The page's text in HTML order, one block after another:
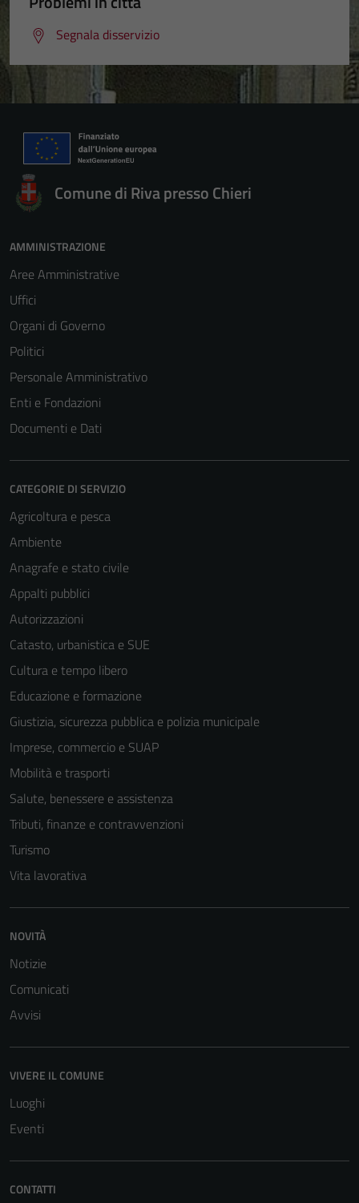
Segnala disservizio
Comune di Riva presso Chieri
AMMINISTRAZIONE
Aree Amministrative
Uffici
Organi di Governo
Politici
Personale Amministrativo
Enti e Fondazioni
Documenti e Dati
CATEGORIE DI SERVIZIO
Agricoltura e pesca
Ambiente
Anagrafe e stato civile
Appalti pubblici
Autorizzazioni
Catasto, urbanistica e SUE
Cultura e tempo libero
Educazione e formazione
Giustizia, sicurezza pubblica e polizia municipale
Imprese, commercio e SUAP
Mobilità e trasporti
Salute, benessere e assistenza
Tributi, finanze e contravvenzioni
Turismo
Vita lavorativa
NOVITÀ
Notizie
Comunicati
Avvisi
VIVERE IL COMUNE
Luoghi
Eventi
CONTATTI